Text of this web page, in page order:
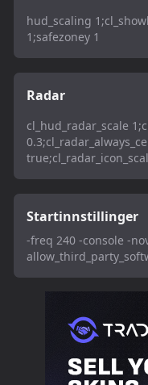
hud_scaling
1;safezoney 1
Radar
cl_hud_radar_scale
Startinnstillinger
-freq 240 -console -